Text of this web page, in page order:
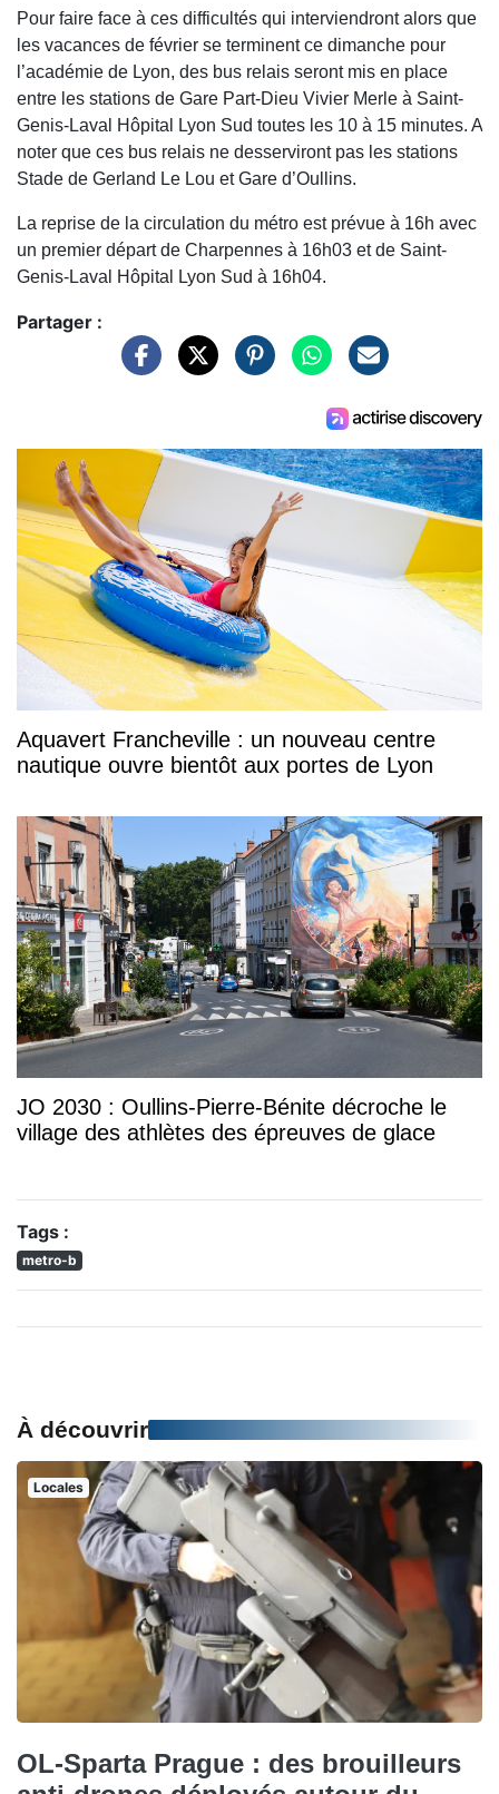
Pour faire face à ces difficultés qui interviendront alors que
les vacances de février se terminent ce dimanche pour
l’académie de Lyon, des bus relais seront mis en place
entre les stations de Gare Part-Dieu Vivier Merle à Saint-
Genis-Laval Hôpital Lyon Sud toutes les 10 à 15 minutes. A
noter que ces bus relais ne desserviront pas les stations
Stade de Gerland Le Lou et Gare d’Oullins.
La reprise de la circulation du métro est prévue à 16h avec
un premier départ de Charpennes à 16h03 et de Saint-
Genis-Laval Hôpital Lyon Sud à 16h04.
Partager :
Aquavert Francheville : un nouveau centre
nautique ouvre bientôt aux portes de Lyon
JO 2030 : Oullins-Pierre-Bénite décroche le
village des athlètes des épreuves de glace
Tags :
metro-b
À découvrir
Locales
OL-Sparta Prague : des brouilleurs